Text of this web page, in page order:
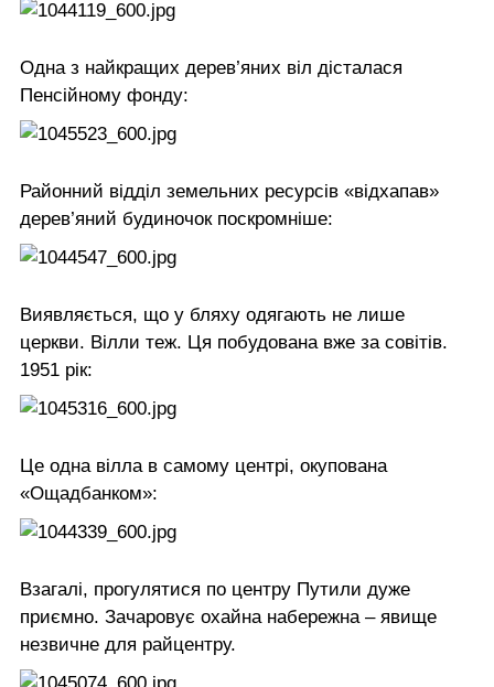
Одна з найкращих дерев’яних віл дісталася
Пенсійному фонду:
Районний відділ земельних ресурсів «відхапав»
дерев’яний будиночок поскромніше:
Виявляється, що у бляху одягають не лише
церкви. Вілли теж. Ця побудована вже за совітів.
1951 рік:
Це одна вілла в самому центрі, окупована
«Ощадбанком»:
Взагалі, прогулятися по центру Путили дуже
приємно. Зачаровує охайна набережна – явище
незвичне для райцентру.